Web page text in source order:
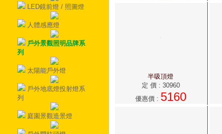
LED鏡前燈 / 照圖燈
人體感應燈
戶外景觀照明品牌系
列
太陽能戶外燈
戶外地底燈投射燈系
列
庭園景觀造景燈
半吸頂燈
定 價: 30960
優惠價: 5160